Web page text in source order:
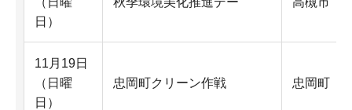
日）
11月19日
（日曜
日）
忠岡町クリーン作戦 忠岡町